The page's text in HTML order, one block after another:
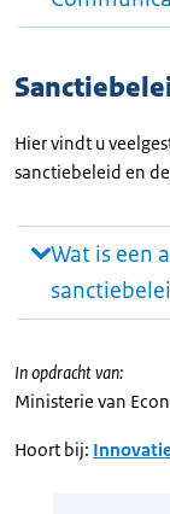
Hier vindt u
sanctiebeleid en
Wat is een
In opdracht van:
Ministerie van
Hoort bij: